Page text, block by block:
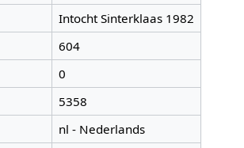
Intocht Sinterklaas 1982
604
0
5358
nl - Nederlands